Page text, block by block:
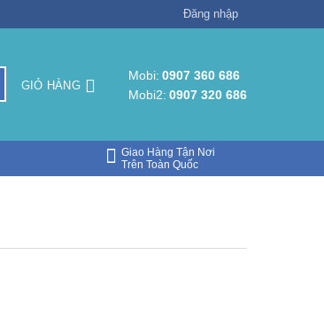
Đăng nhập
GIỎ HÀNG
Mobi: 0907 360 686
Mobi2: 0907 320 686
Giao Hàng Tận Nơi
Trên Toàn Quốc